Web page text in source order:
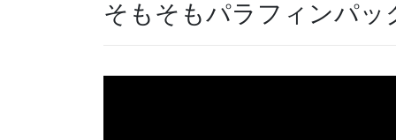
そもそもパラフィンパッ